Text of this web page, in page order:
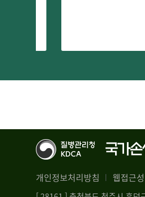
개인정보처리방침 웹접근